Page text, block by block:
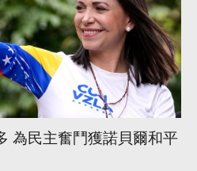
為民主奮鬥獲諾貝爾和平